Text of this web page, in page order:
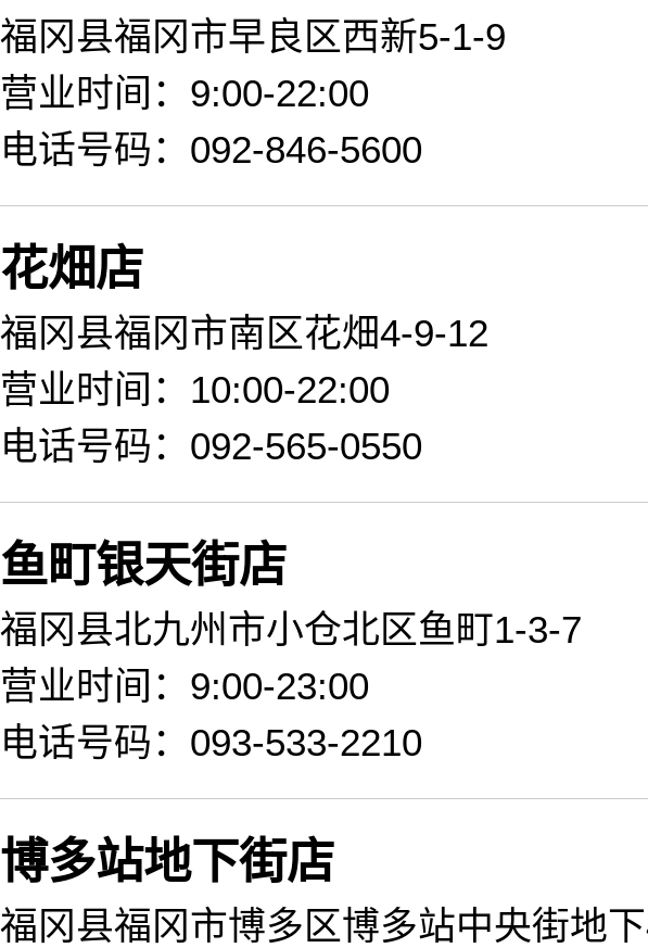
福冈县福冈市早良区西新5-1-9
营业时间：9:00-22:00
电话号码：092-846-5600
花畑店
福冈县福冈市南区花畑4-9-12
营业时间：10:00-22:00
电话号码：092-565-0550
鱼町银天街店
福冈县北九州市小仓北区鱼町1-3-7
营业时间：9:00-23:00
电话号码：093-533-2210
博多站地下街店
福冈县福冈市博多区博多站中央街地